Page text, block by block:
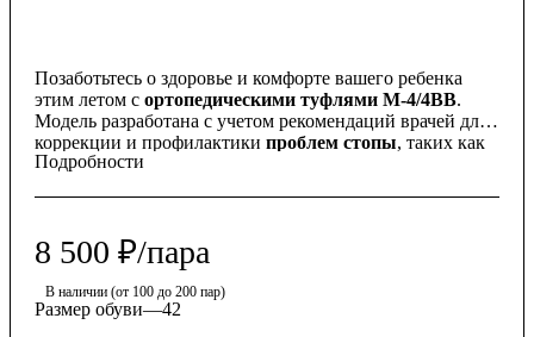
Позаботьтесь о здоровье и комфорте вашего ребенка
этим летом с ортопедическими туфлями М-4/4ВВ.
Модель разработана с учетом рекомендаций врачей для
коррекции и профилактики проблем стопы, таких как
вальгусная деформация
Подробности
8 500 ₽/пара
В наличии (от 100 до 200 пар)
Размер обуви—42